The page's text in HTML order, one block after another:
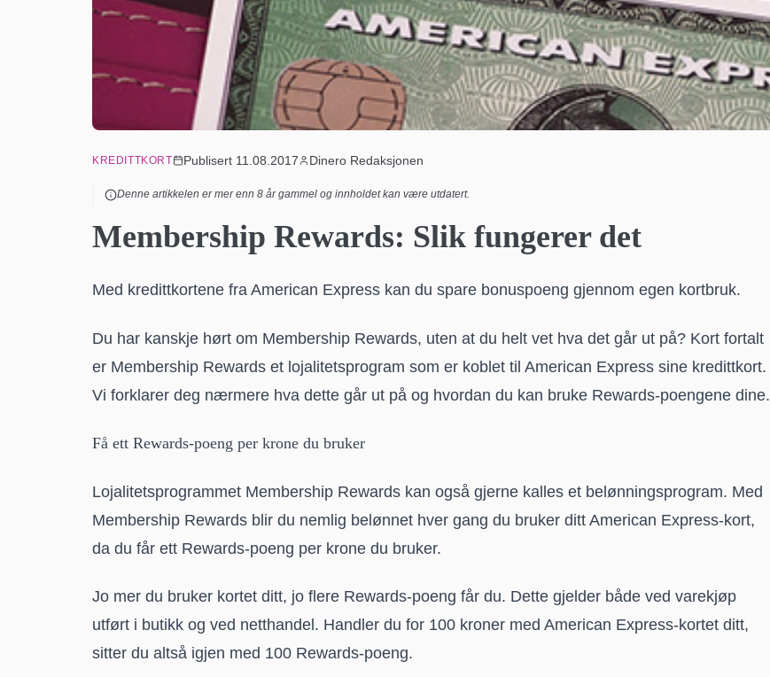
KREDITTKORT Publisert 11.08.2017 Dinero Redaksjonen
Denne artikkelen er mer enn 8 år gammel og innholdet kan være utdatert.
Membership Rewards: Slik fungerer det
Med kredittkortene fra American Express kan du spare bonuspoeng gjennom egen kortbruk.
Du har kanskje hørt om Membership Rewards, uten at du helt vet hva det går ut på? Kort fortalt
er Membership Rewards et lojalitetsprogram som er koblet til American Express sine kredittkort.
Vi forklarer deg nærmere hva dette går ut på og hvordan du kan bruke Rewards-poengene dine.
Få ett Rewards-poeng per krone du bruker
Lojalitetsprogrammet Membership Rewards kan også gjerne kalles et belønningsprogram. Med
Membership Rewards blir du nemlig belønnet hver gang du bruker ditt American Express-kort,
da du får ett Rewards-poeng per krone du bruker.
Jo mer du bruker kortet ditt, jo flere Rewards-poeng får du. Dette gjelder både ved varekjøp
utført i butikk og ved netthandel. Handler du for 100 kroner med American Express-kortet ditt,
sitter du altså igjen med 100 Rewards-poeng.